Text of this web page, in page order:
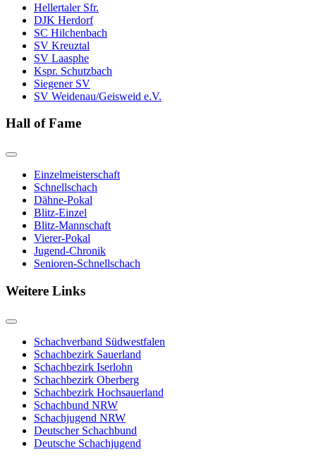
Hellertaler Sfr.
DJK Herdorf
SC Hilchenbach
SV Kreuztal
SV Laasphe
Kspr. Schutzbach
Siegener SV
SV Weidenau/Geisweid e.V.
Hall of Fame
Einzelmeisterschaft
Schnellschach
Dähne-Pokal
Blitz-Einzel
Blitz-Mannschaft
Vierer-Pokal
Jugend-Chronik
Senioren-Schnellschach
Weitere Links
Schachverband Südwestfalen
Schachbezirk Sauerland
Schachbezirk Iserlohn
Schachbezirk Oberberg
Schachbezirk Hochsauerland
Schachbund NRW
Schachjugend NRW
Deutscher Schachbund
Deutsche Schachjugend